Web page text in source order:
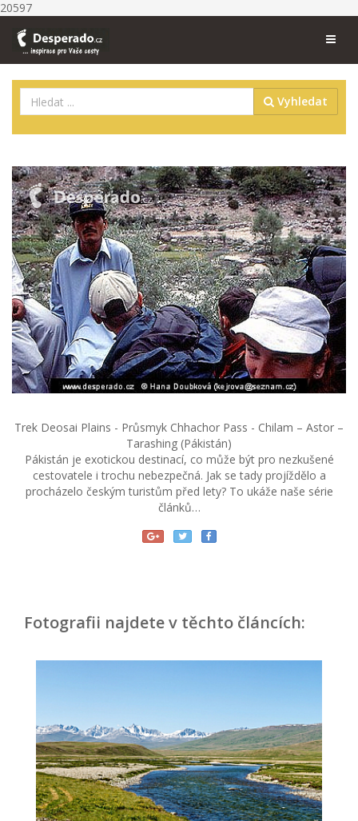
20597
Vyhledat
Trek Deosai Plains - Průsmyk Chhachor Pass - Chilam – Astor –
Tarashing (Pákistán)
Pákistán je exotickou destinací, co může být pro nezkušené
cestovatele i trochu nebezpečná. Jak se tady projíždělo a
procházelo českým turistům před lety? To ukáže naše série
článků…
Fotografii najdete v těchto článcích: